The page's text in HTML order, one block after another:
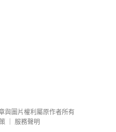
與圖片權利屬原作者所有
服務聲明